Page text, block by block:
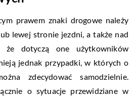
prawem znaki drogowe należy
lewej stronie jezdni, a także nad
że dotyczą one użytkowników
jednak przypadki, w których o
zdecydować samodzielnie.
o sytuacje przewidziane w